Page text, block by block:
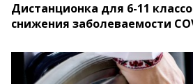
Дистанционка для 6-11
снижения заболеваемости